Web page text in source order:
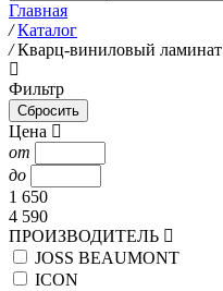
Главная
/ Каталог
/ Кварц-виниловый ламинат
Фильтр
Цена
от
до
1 650
4 590
ПРОИЗВОДИТЕЛЬ
JOSS BEAUMONT
ICON